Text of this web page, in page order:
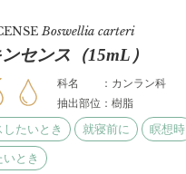
Boswellia carteri
センス（15mL）
科名 ：カンラン科
抽出部位：樹脂
したいとき 就寝前に 瞑想時
とき